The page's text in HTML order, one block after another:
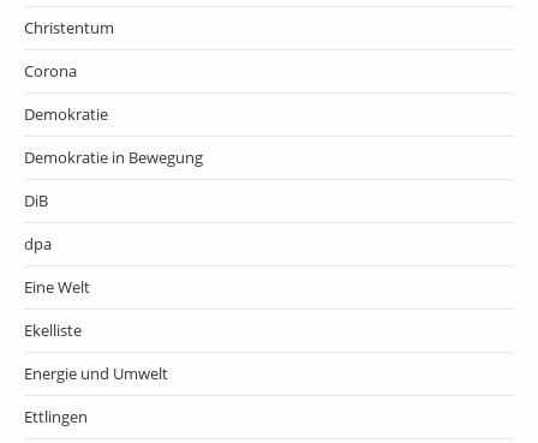
Christentum
Corona
Demokratie
Demokratie in Bewegung
DiB
dpa
Eine Welt
Ekelliste
Energie und Umwelt
Ettlingen